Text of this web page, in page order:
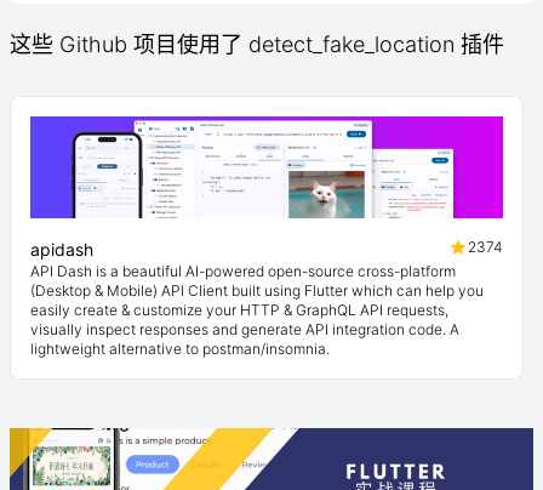
这些 Github 项目使用了 detect_fake_location 插件
apidash
2374
API Dash is a beautiful AI-powered open-source cross-platform
(Desktop & Mobile) API Client built using Flutter which can help you
easily create & customize your HTTP & GraphQL API requests,
visually inspect responses and generate API integration code. A
lightweight alternative to postman/insomnia.